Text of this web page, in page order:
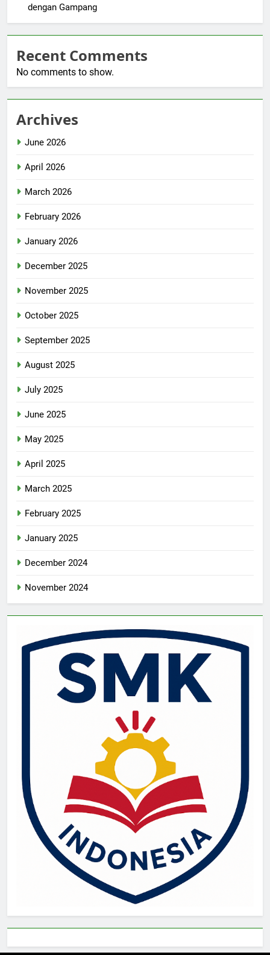
dengan Gampang
Recent Comments
No comments to show.
Archives
June 2026
April 2026
March 2026
February 2026
January 2026
December 2025
November 2025
October 2025
September 2025
August 2025
July 2025
June 2025
May 2025
April 2025
March 2025
February 2025
January 2025
December 2024
November 2024